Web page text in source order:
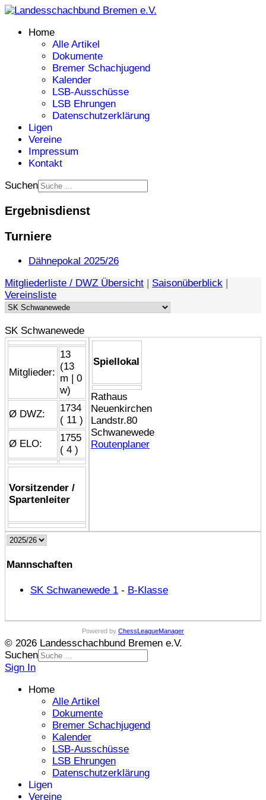
Home
Alle Artikel
Dokumente
Bremer Schachjugend
Kalender
LSB-Ausschüsse
LSB Ehrungen
Datenschutzerklärung
Ligen
Vereine
Impressum
Kontakt
Suchen
Ergebnisdienst
Turniere
Dähnepokal 2025/26
Mitgliederliste / DWZ Übersicht | Saisonüberblick |
Vereinsliste
SK Schwanewede
Mitglieder:
13
(13
m | 0
w)
Ø DWZ:
1734
( 11 )
Ø ELO:
1755
( 4 )
Vorsitzender /
Spartenleiter
Spiellokal
Rathaus
Neuenkirchen
Landstr.80
Schwanewede
Routenplaner
Mannschaften
SK Schwanewede 1- B-Klasse
Powered by ChessLeagueManager
© 2026 Landesschachbund Bremen e.V.
Suchen
Sign In
Home
Alle Artikel
Dokumente
Bremer Schachjugend
Kalender
LSB-Ausschüsse
LSB Ehrungen
Datenschutzerklärung
Ligen
Vereine